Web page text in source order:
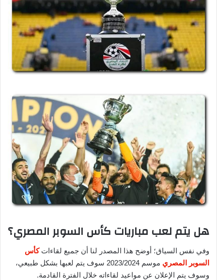
هل يتم لعب مباريات كأس السوبر المصري؟
وفي نفس السياق؛ أوضح هذا المصدر لنا أن جميع لقاءاتكأس
السوبر المصري
موسم 2023/2024 سوف يتم لعبها بشكل طبيعي،
وسوف يتم الإعلان عن مواعيد لقاءاته خلال الفترة القادمة.